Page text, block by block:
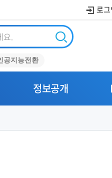
로그
색
공지능전환
정보공개